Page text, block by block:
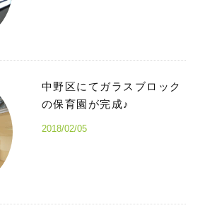
中野区にてガラスブロック
の保育園が完成♪
2018/02/05